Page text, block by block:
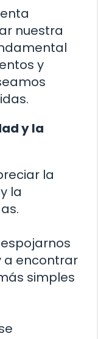
nuestra
y
y la
la
la
a encontrar
simples